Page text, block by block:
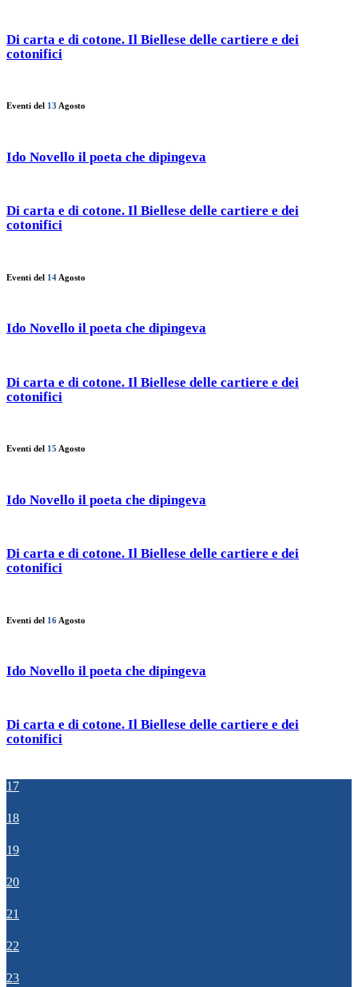
Di carta e di cotone. Il Biellese delle cartiere e dei
cotonifici
Eventi del 13 Agosto
Ido Novello il poeta che dipingeva
Di carta e di cotone. Il Biellese delle cartiere e dei
cotonifici
Eventi del 14 Agosto
Ido Novello il poeta che dipingeva
Di carta e di cotone. Il Biellese delle cartiere e dei
cotonifici
Eventi del 15 Agosto
Ido Novello il poeta che dipingeva
Di carta e di cotone. Il Biellese delle cartiere e dei
cotonifici
Eventi del 16 Agosto
Ido Novello il poeta che dipingeva
Di carta e di cotone. Il Biellese delle cartiere e dei
cotonifici
17
18
19
20
21
22
23